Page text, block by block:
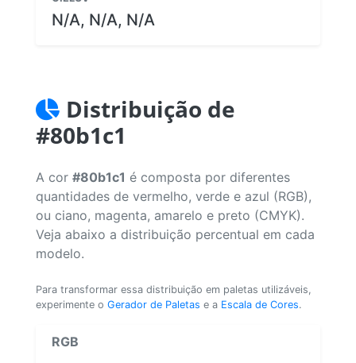
N/A, N/A, N/A
Distribuição de
#80b1c1
A cor #80b1c1 é composta por diferentes
quantidades de vermelho, verde e azul (RGB),
ou ciano, magenta, amarelo e preto (CMYK).
Veja abaixo a distribuição percentual em cada
modelo.
Para transformar essa distribuição em paletas utilizáveis,
experimente o Gerador de Paletas e a Escala de Cores.
RGB